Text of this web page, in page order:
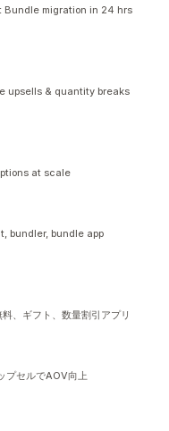
Bundle migration in 24 hrs
upsells & quantity breaks
at scale
bundler, bundle app
、ギフト、数量割引アプリ
プセルでAOV向上